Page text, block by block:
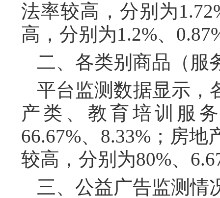
法率较高，分别为
高，分别为1.2%、
二、各类别商品（服
平台监测数据显示，
产类、教育培训服
66.67%、8.33%；房
较高，分别为80%、
三、公益广告监测情